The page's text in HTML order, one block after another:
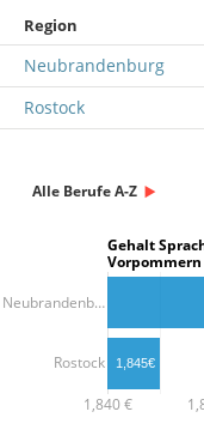
Region
Neubrandenburg
Rostock
Alle Berufe A-Z
Gehalt
Vorpommern
1,840 €
Neubrandenb…
Rostock 1,845€